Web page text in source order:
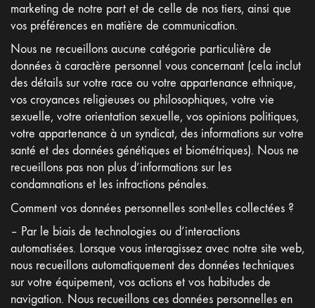
marketing de notre part et de celle de nos tiers, ainsi que
vos préférences en matière de communication.
Nous ne recueillons aucune catégorie particulière de
données à caractère personnel vous concernant (cela inclut
des détails sur votre race ou votre appartenance ethnique,
vos croyances religieuses ou philosophiques, votre vie
sexuelle, votre orientation sexuelle, vos opinions politiques,
votre appartenance à un syndicat, des informations sur votre
santé et des données génétiques et biométriques). Nous ne
recueillons pas non plus d’informations sur les
condamnations et les infractions pénales.
Comment vos données personnelles sont-elles collectées ?
– Par le biais de technologies ou d’interactions
automatisées. Lorsque vous interagissez avec notre site web,
nous recueillons automatiquement des données techniques
sur votre équipement, vos actions et vos habitudes de
navigation. Nous recueillons ces données personnelles en